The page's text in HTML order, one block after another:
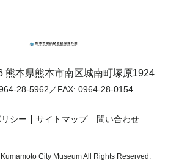
熊本県熊本市南区城南町塚原1924
28-5962 ／FAX: 0964-28-0154
シー サイトマップ 問い合わせ
City Museum All Rights Reserved.